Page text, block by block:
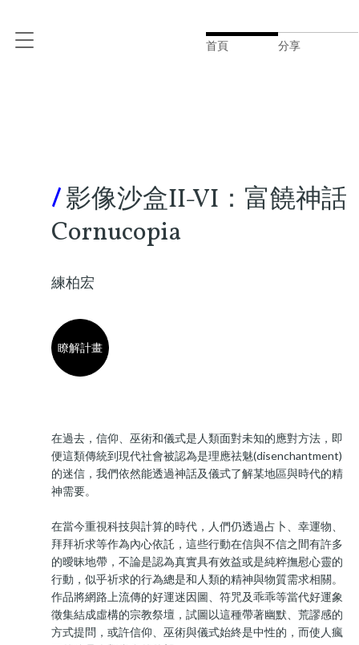
首頁 分享
/影像沙盒II-VI：富饒神話
Cornucopia
練柏宏
瞭解計畫
在過去，信仰、巫術和儀式是人類面對未知的應對方法，即
便這類傳統到現代社會被認為是理應祛魅(disenchantment)
的迷信，我們依然能透過神話及儀式了解某地區與時代的精
神需要。
在當今重視科技與計算的時代，人們仍透過占卜、幸運物、
拜拜祈求等作為內心依託，這些行動在信與不信之間有許多
的曖昧地帶，不論是認為真實具有效益或是純粹撫慰心靈的
行動，似乎祈求的行為總是和人類的精神與物質需求相關。
作品將網路上流傳的好運迷因圖、符咒及乖乖等當代好運象
徵集結成虛構的宗教祭壇，試圖以這種帶著幽默、荒謬感的
方式提問，或許信仰、巫術與儀式始終是中性的，而使人瘋